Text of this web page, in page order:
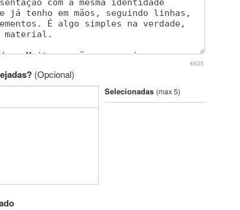
4635
(Opcional)
Selecionadas (max 5)